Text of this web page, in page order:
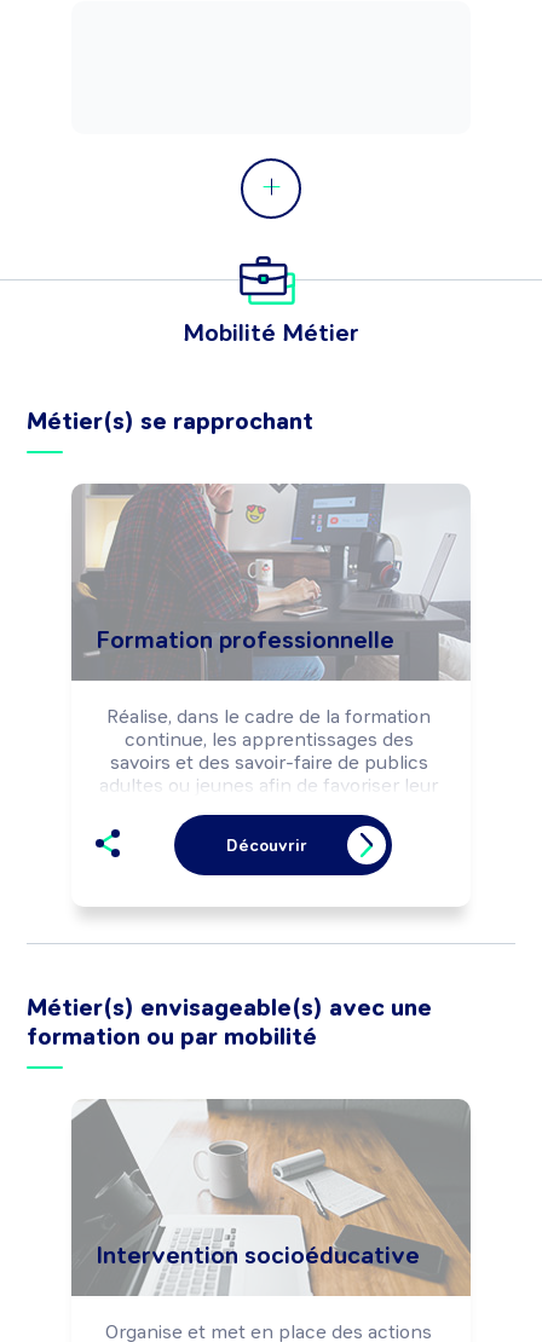
Mobilité Métier
Métier(s) se rapprochant
Formation professionnelle
Réalise, dans le cadre de la formation
continue, les apprentissages des
savoirs et des savoir-faire de publics
adultes ou jeunes afin de favoriser leur
adaptation aux évolutions techniques et
professionnelles.
Peut réaliser l'analyse des besoins de
des produits pédagogiques.
Peut négocier la sous-traitance
Peut coordonner une équipe.
Découvrir
Métier(s) envisageable(s) avec une
formation ou par mobilité
Intervention socioéducative
Organise et met en place des actions